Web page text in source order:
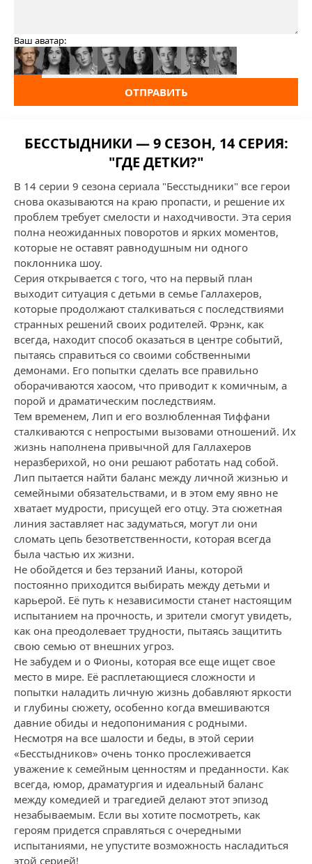
Ваш аватар:
ОТПРАВИТЬ
БЕССТЫДНИКИ — 9 СЕЗОН, 14 СЕРИЯ:
"ГДЕ ДЕТКИ?"
В 14 серии 9 сезона сериала "Бесстыдники" все герои
снова оказываются на краю пропасти, и решение их
проблем требует смелости и находчивости. Эта серия
полна неожиданных поворотов и ярких моментов,
которые не оставят равнодушным ни одного
поклонника шоу.
Серия открывается с того, что на первый план
выходит ситуация с детьми в семье Галлахеров,
которые продолжают сталкиваться с последствиями
странных решений своих родителей. Фрэнк, как
всегда, находит способ оказаться в центре событий,
пытаясь справиться со своими собственными
демонами. Его попытки сделать все правильно
оборачиваются хаосом, что приводит к комичным, а
порой и драматическим последствиям.
Тем временем, Лип и его возлюбленная Тиффани
сталкиваются с непростыми вызовами отношений. Их
жизнь наполнена привычной для Галлахеров
неразберихой, но они решают работать над собой.
Лип пытается найти баланс между личной жизнью и
семейными обязательствами, и в этом ему явно не
хватает мудрости, присущей его отцу. Эта сюжетная
линия заставляет нас задуматься, могут ли они
сломать цепь безответственности, которая всегда
была частью их жизни.
Не обойдется и без терзаний Ианы, которой
постоянно приходится выбирать между детьми и
карьерой. Её путь к независимости станет настоящим
испытанием на прочность, и зрители смогут увидеть,
как она преодолевает трудности, пытаясь защитить
свою семью от внешних угроз.
Не забудем и о Фионы, которая все еще ищет свое
место в мире. Её расплетающиеся сложности и
попытки наладить личную жизнь добавляют яркости
и глубины сюжету, особенно когда вмешиваются
давние обиды и недопонимания с родными.
Несмотря на все шалости и беды, в этой серии
«Бесстыдников» очень тонко прослеживается
уважение к семейным ценностям и преданности. Как
всегда, юмор, драматургия и идеальный баланс
между комедией и трагедией делают этот эпизод
незабываемым. Если вы хотите посмотреть, как
героям придется справляться с очередными
испытаниями, не упустите возможность насладиться
этой серией!